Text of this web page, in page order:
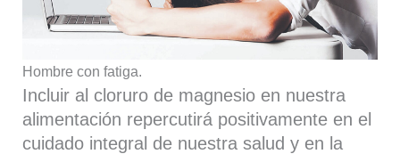
Hombre con fatiga.
Incluir al cloruro de magnesio en nuestra
alimentación repercutirá positivamente en el
cuidado integral de nuestra salud y en la